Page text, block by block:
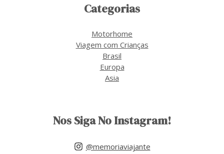
Categorias
Motorhome
Viagem com Crianças
Brasil
Europa
Asia
Nos Siga No Instagram!
@memoriaviajante